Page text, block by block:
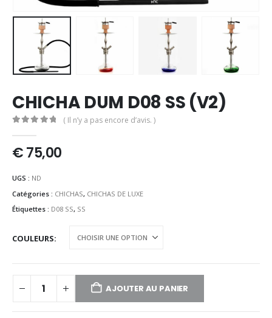
CHICHA DUM D08 SS (V2)
( Il n’y a pas encore d’avis. )
€75,00
UGS : ND
Catégories : CHICHAS, CHICHAS DE LUXE
Étiquettes : D08 SS, SS
COULEURS
AJOUTER AU PANIER